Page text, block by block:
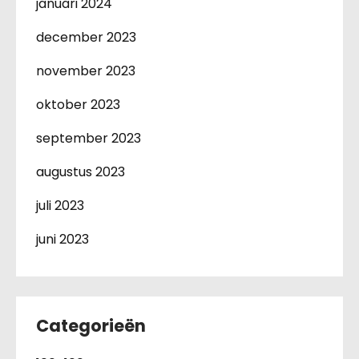
december 2023
november 2023
oktober 2023
september 2023
augustus 2023
juli 2023
juni 2023
Categorieën